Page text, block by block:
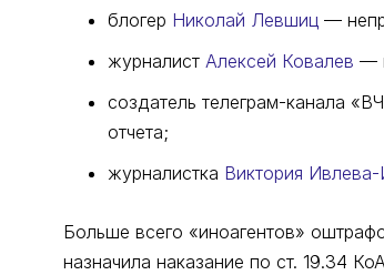
блогер Николай Левшиц —
журналист Алексей Ковалев —
создатель телеграм-канала
отчета;
журналистка Виктория
Больше всего «иноагентов»
назначила наказание по ст. 19.34